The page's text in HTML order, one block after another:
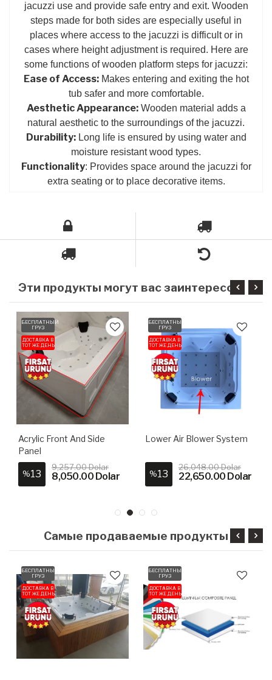
jacuzzi use and provide safe entry and exit. Wooden
steps made for both sides are especially useful in
places where access to the jacuzzi is difficult or in
cases where height adjustment is required. Here are
some functions of wooden platform steps for jacuzzi:
Ease of Access:Makes entering and exiting the hot
tub safer and more comfortable.
Aesthetic Appearance:Wooden material adds a
natural aesthetic to the surroundings of the jacuzzi.
Durability:Long life is ensured by using water and
moisture resistant wood types.
Functionality: Provides space around the jacuzzi for
extra seating or to place decorative items.
БЕСПЛАТНЫЙ
ГРУЗ
ДОСТАВКА В
ТОТ ЖЕ ДЕНЬ
Acrylic Front And Side
Panel
%13
9,257.00 Dolar
8,050.00 Dolar
БЕСПЛАТНЫЙ
ГРУЗ
ДОСТАВКА В
ТОТ ЖЕ ДЕНЬ
Lower Air Blower System
%13
26,048.00 Dolar
22,650.00 Dolar
Самые продаваемые продукты
БЕСПЛАТНЫЙ
ГРУЗ
ДОСТАВКА В
ТОТ ЖЕ ДЕНЬ
БЕСПЛАТНЫЙ
ГРУЗ
ДОСТАВКА В
ТОТ ЖЕ ДЕНЬ